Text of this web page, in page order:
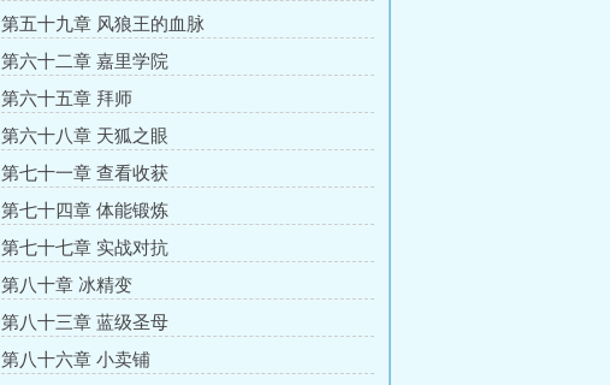
第五十九章 风狼王的血脉
第六十二章 嘉里学院
第六十五章 拜师
第六十八章 天狐之眼
第七十一章 查看收获
第七十四章 体能锻炼
第七十七章 实战对抗
第八十章 冰精变
第八十三章 蓝级圣母
第八十六章 小卖铺